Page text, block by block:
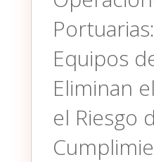
Equipos
Eliminan
el Riesgo